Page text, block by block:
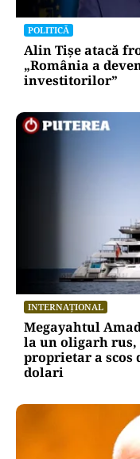
POLITICĂ
Alin Tișe atacă
„România a
investitorilor”
INTERNAȚIONAL
Megayahtul
la un oligarh rus,
proprietar a scos
dolari